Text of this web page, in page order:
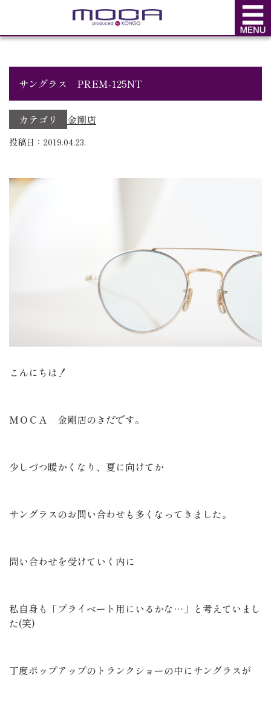
BLOG
サングラス PREM-125NT
カテゴリ 金剛店
投稿日：2019.04.23.
こんにちは！
ＭＯＣＡ 金剛店のきだです。
少しづつ暖かくなり、夏に向けてか
サングラスのお問い合わせも多くなってきました。
問い合わせを受けていく内に
私自身も「プライベート用にいるかな…」と考えていまし
た(笑)
丁度ポップアップのトランクショーの中にサングラスが